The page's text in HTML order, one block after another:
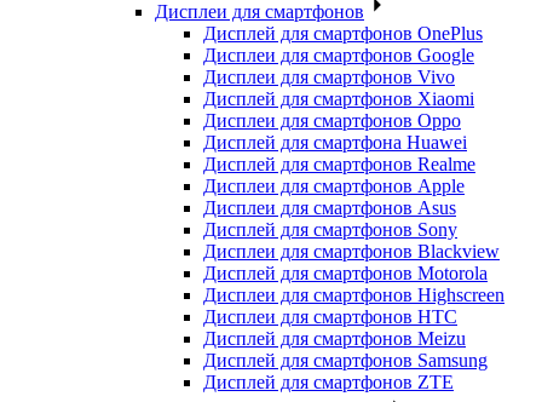
Дисплеи для смартфонов
Дисплей для смартфонов OnePlus
Дисплеи для смартфонов Google
Дисплеи для смартфонов Vivo
Дисплей для смартфонов Xiaomi
Дисплеи для смартфонов Oppo
Дисплей для смартфона Huawei
Дисплей для смартфонов Realme
Дисплеи для смартфонов Apple
Дисплеи для смартфонов Asus
Дисплей для смартфонов Sony
Дисплеи для смартфонов Blackview
Дисплей для смартфонов Motorola
Дисплеи для смартфонов Highscreen
Дисплеи для смартфонов HTC
Дисплей для смартфонов Meizu
Дисплей для смартфонов Samsung
Дисплей для смартфонов ZTE